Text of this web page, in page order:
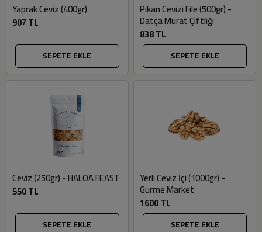
Yaprak Ceviz (400gr)
907 TL
SEPETE EKLE
Pikan Cevizi File (500gr) -
Datça Murat Çiftliği
838 TL
SEPETE EKLE
Ceviz (250gr) - HALOA FEAST
550 TL
SEPETE EKLE
Yerli Ceviz İçi (1000gr) -
Gurme Market
1600 TL
SEPETE EKLE